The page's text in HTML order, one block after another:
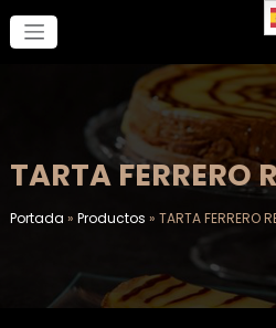
contenido
TARTA FERRERO
Portada » Productos » TARTA FERRERO